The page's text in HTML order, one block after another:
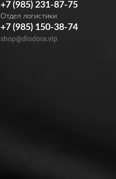
+7 (985) 231-87-75
Отдел логистики
+7 (985) 150-38-74
shop@diodora.vip